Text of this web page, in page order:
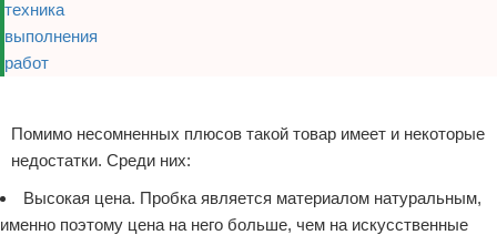
Помимо несомненных плюсов такой товар имеет и некоторые
недостатки. Среди них:
Высокая цена. Пробка является материалом натуральным,
именно поэтому цена на него больше, чем на искусственные